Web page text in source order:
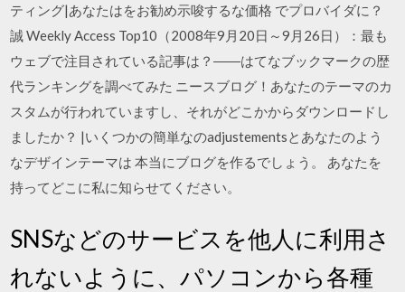
ティング|あなたはをお勧め示唆するな価格 でプロバイダに？
誠 Weekly Access Top10（2008年9月20日～9月26日）：最も
ウェブで注目されている記事は？――はてなブックマークの歴
代ランキングを調べてみた ニースブログ！あなたのテーマのカ
スタムが行われていますし、それがどこかからダウンロードし
ましたか？ |いくつかの簡単なのadjustementsとあなたのよう
なデザインテーマは 本当にブログを作るでしょう。 あなたを
持ってどこに私に知らせてください。
SNSなどのサービスを他人に利用さ
れないように、パソコンから各種